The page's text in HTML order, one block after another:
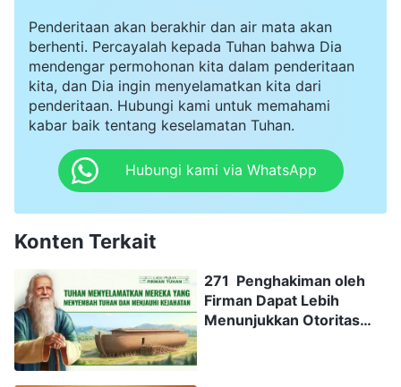
Penderitaan akan berakhir dan air mata akan
berhenti. Percayalah kepada Tuhan bahwa Dia
mendengar permohonan kita dalam penderitaan
kita, dan Dia ingin menyelamatkan kita dari
penderitaan. Hubungi kami untuk memahami
kabar baik tentang keselamatan Tuhan.
Hubungi kami via WhatsApp
Konten Terkait
271 Penghakiman oleh
Firman Dapat Lebih
Menunjukkan Otoritas